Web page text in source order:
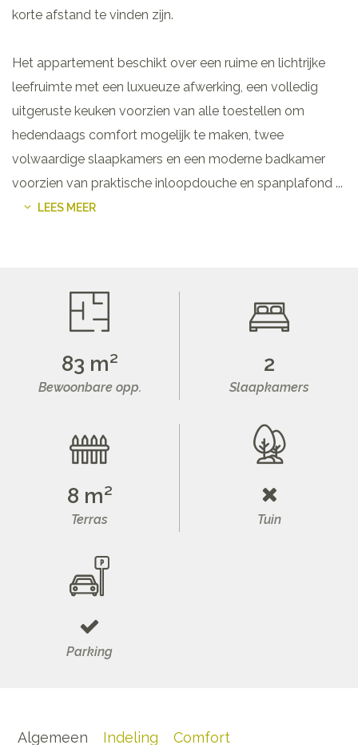
korte afstand te vinden zijn.
Het appartement beschikt over een ruime en lichtrijke
leefruimte met een luxueuze afwerking, een volledig
uitgeruste keuken voorzien van alle toestellen om
hedendaags comfort mogelijk te maken, twee
volwaardige slaapkamers en een moderne badkamer
voorzien van praktische inloopdouche en spanplafond ...
LEES MEER
83 m²
Bewoonbare opp.
2
Slaapkamers
8 m²
Terras Tuin
Parking
Algemeen Indeling Comfort